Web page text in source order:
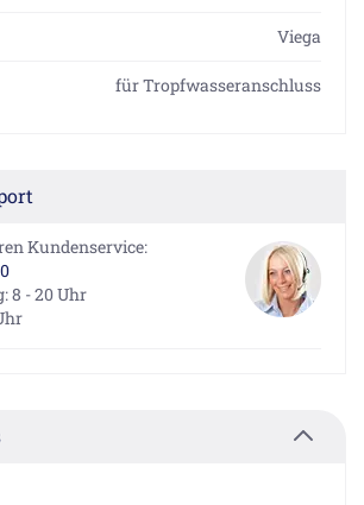
Viega
für Tropfwasseranschluss
Kundenservice:
8 - 20 Uhr